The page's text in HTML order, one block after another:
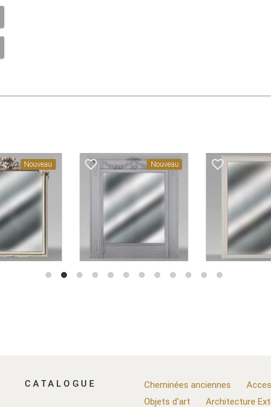
favorite_border Nouveau favorite_border Nouveau
CATALOGUE Cheminées anciennes
Objets d'art
Architecture